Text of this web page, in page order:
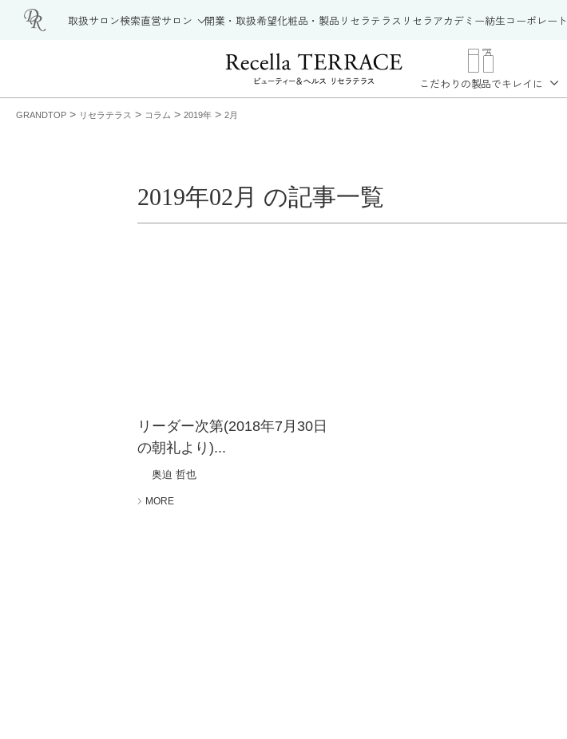
取扱サロン検索直営サロン 開業・取扱希望化粧品・製品 リセラテラス リセラアカデミー紡生コーポレート
こだわりの製品でキレイに
GRANDTOP > リセラテラス > コラム > 2019年 > 2月
2019年02月 の記事一覧
リーダー次第(2018年7月30日
の朝礼より)...
奥迫 哲也
MORE